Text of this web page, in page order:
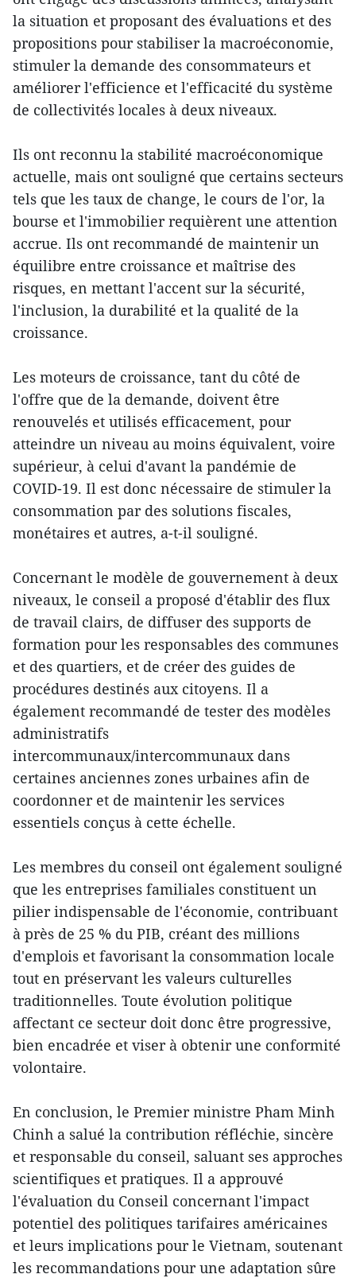
la situation et proposant des évaluations et des
propositions pour stabiliser la macroéconomie,
stimuler la demande des consommateurs et
améliorer l'efficience et l'efficacité du système
de collectivités locales à deux niveaux.
Ils ont reconnu la stabilité macroéconomique
actuelle, mais ont souligné que certains secteurs
tels que les taux de change, le cours de l'or, la
bourse et l'immobilier requièrent une attention
accrue. Ils ont recommandé de maintenir un
équilibre entre croissance et maîtrise des
risques, en mettant l'accent sur la sécurité,
l'inclusion, la durabilité et la qualité de la
croissance.
Les moteurs de croissance, tant du côté de
l'offre que de la demande, doivent être
renouvelés et utilisés efficacement, pour
atteindre un niveau au moins équivalent, voire
supérieur, à celui d'avant la pandémie de
COVID-19. Il est donc nécessaire de stimuler la
consommation par des solutions fiscales,
monétaires et autres, a-t-il souligné.
Concernant le modèle de gouvernement à deux
niveaux, le conseil a proposé d'établir des flux
de travail clairs, de diffuser des supports de
formation pour les responsables des communes
et des quartiers, et de créer des guides de
procédures destinés aux citoyens. Il a
également recommandé de tester des modèles
administratifs
intercommunaux/intercommunaux dans
certaines anciennes zones urbaines afin de
coordonner et de maintenir les services
essentiels conçus à cette échelle.
Les membres du conseil ont également souligné
que les entreprises familiales constituent un
pilier indispensable de l'économie, contribuant
à près de 25 % du PIB, créant des millions
d'emplois et favorisant la consommation locale
tout en préservant les valeurs culturelles
traditionnelles. Toute évolution politique
affectant ce secteur doit donc être progressive,
bien encadrée et viser à obtenir une conformité
volontaire.
En conclusion, le Premier ministre Pham Minh
Chinh a salué la contribution réfléchie, sincère
et responsable du conseil, saluant ses approches
scientifiques et pratiques. Il a approuvé
l'évaluation du Conseil concernant l'impact
potentiel des politiques tarifaires américaines
et leurs implications pour le Vietnam, soutenant
les recommandations pour une adaptation sûre